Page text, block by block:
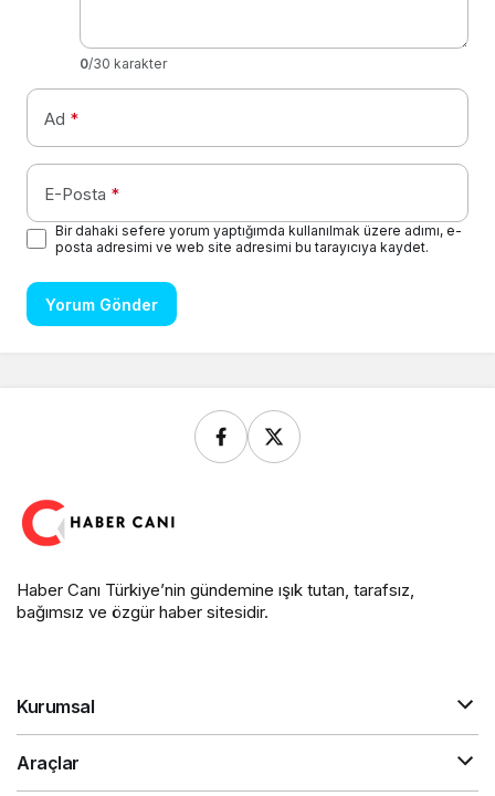
0/30 karakter
Ad *
E-Posta *
Bir dahaki sefere yorum yaptığımda kullanılmak üzere adımı, e-
posta adresimi ve web site adresimi bu tarayıcıya kaydet.
Yorum Gönder
Haber Canı Türkiye’nin gündemine ışık tutan, tarafsız,
bağımsız ve özgür haber sitesidir.
Kurumsal
Araçlar